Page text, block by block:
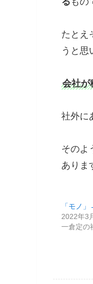
たとえ
うと思
会社が
社外に
そのよ
ありま
「モノ
2022年3
一倉定の